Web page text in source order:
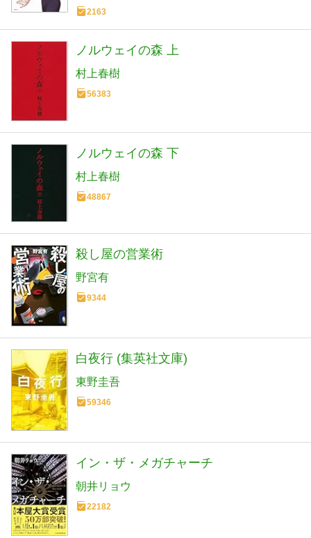
2163
ノルウェイの森 上
村上春樹
56383
ノルウェイの森 下
村上春樹
48867
殺し屋の営業術
野宮有
9344
白夜行 (集英社文庫)
東野圭吾
59346
イン・ザ・メガチャーチ
朝井リョウ
22182